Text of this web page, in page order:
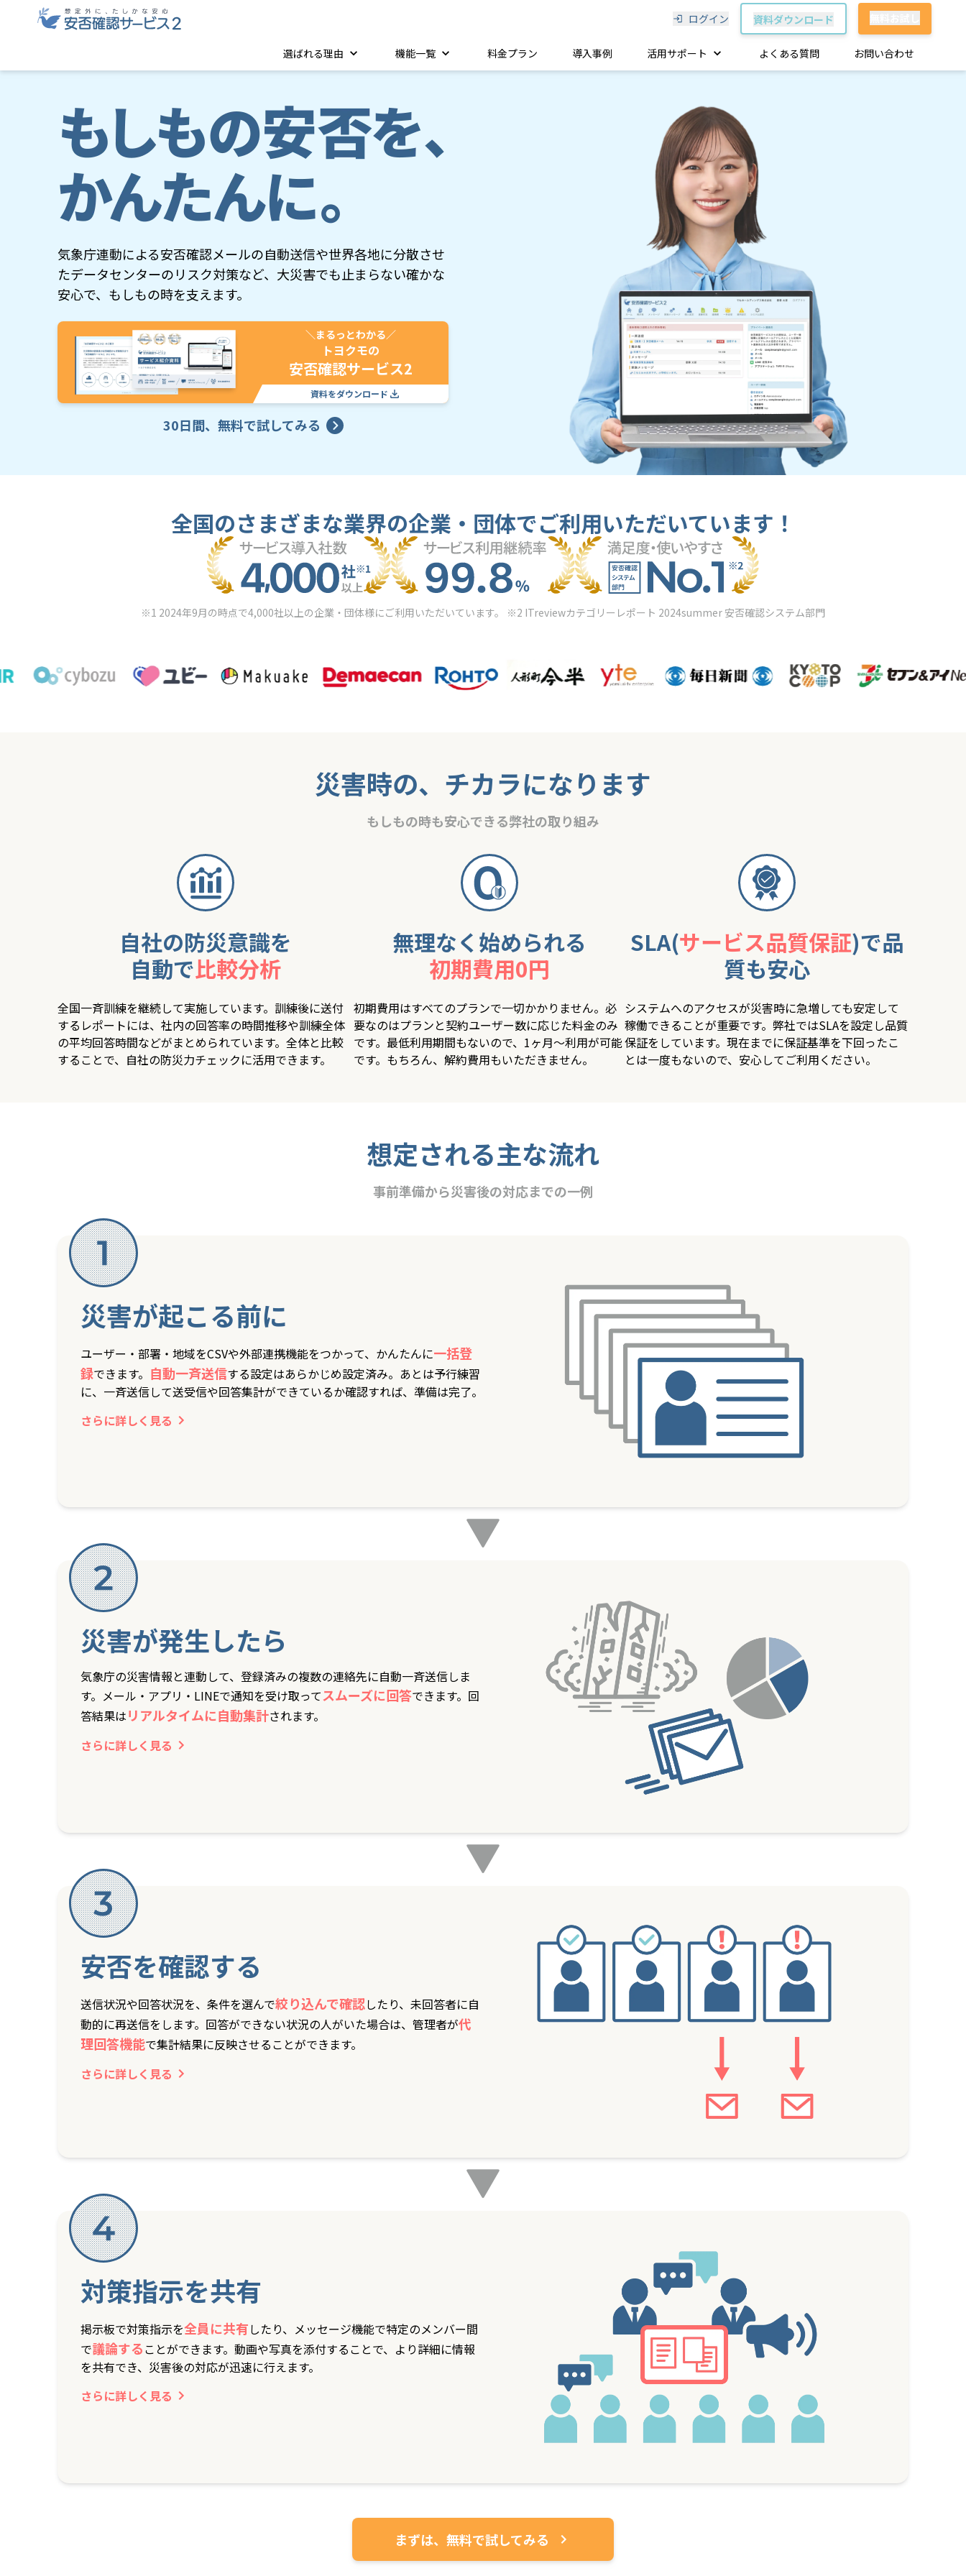
ログイン 資料ダウンロード
選ばれる理由 機能一覧 料金プラン 導入事例 活用サポート よくある質問 お問い合わせ
気象庁連動による安否確認メールの自動送信や世界各地に分散させ
たデータセンターのリスク対策など、大災害でも止まらない確かな
安心で、もしもの時を支えます。
＼まるっとわかる／
トヨクモの
安否確認サービス2
資料をダウンロード
30日間、無料で試してみる
全国のさまざまな業界の企業・団体でご利用いただいています！
※1 2024年9月の時点で4,000社以上の企業・団体様にご利用いただいています。 ※2 ITreviewカテゴリーレポート 2024summer 安否確認システム部門
災害時の、チカラになります
もしもの時も安心できる弊社の取り組み
自社の防災意識を
自動で比較分析
全国一斉訓練を継続して実施しています。訓練後に送付
するレポートには、社内の回答率の時間推移や訓練全体
の平均回答時間などがまとめられています。全体と比較
することで、自社の防災力チェックに活用できます。
無理なく始められる
初期費用0円
初期費用はすべてのプランで一切かかりません。必
要なのはプランと契約ユーザー数に応じた料金のみ
です。最低利用期間もないので、1ヶ月〜利用が可能
です。もちろん、解約費用もいただきません。
SLA(サービス品質保証)で品
質も安心
システムへのアクセスが災害時に急増しても安定して
稼働できることが重要です。弊社ではSLAを設定し品質
保証をしています。現在までに保証基準を下回ったこ
とは一度もないので、安心してご利用ください。
想定される主な流れ
事前準備から災害後の対応までの一例
災害が起こる前に
ユーザー・部署・地域をCSVや外部連携機能をつかって、かんたんに一括登
録できます。 自動一斉送信する設定はあらかじめ設定済み。あとは予行練習
に、一斉送信して送受信や回答集計ができているか確認すれば、準備は完了。
さらに詳しく見る
災害が発生したら
気象庁の災害情報と連動して、登録済みの複数の連絡先に自動一斉送信しま
す。メール・アプリ・LINEで通知を受け取ってスムーズに回答できます。回
答結果はリアルタイムに自動集計されます。
さらに詳しく見る
安否を確認する
送信状況や回答状況を、条件を選んで絞り込んで確認したり、未回答者に自
動的に再送信をします。回答ができない状況の人がいた場合は、管理者が代
理回答機能で集計結果に反映させることができます。
さらに詳しく見る
対策指示を共有
掲示板で対策指示を全員に共有したり、メッセージ機能で特定のメンバー間
で議論することができます。動画や写真を添付することで、より詳細に情報
を共有でき、災害後の対応が迅速に行えます。
さらに詳しく見る
まずは、無料で試してみる